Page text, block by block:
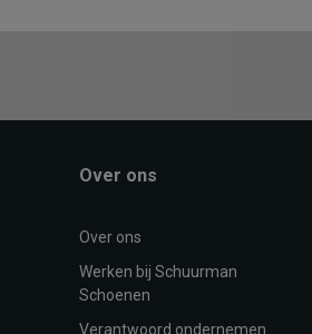
Over ons
Over ons
Werken bij Schuurman
Schoenen
Verantwoord ondernemen